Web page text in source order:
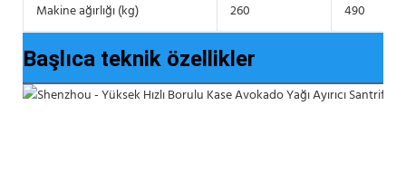
Makine ağırlığı (kg)
260 490
Başlıca teknik özellikler